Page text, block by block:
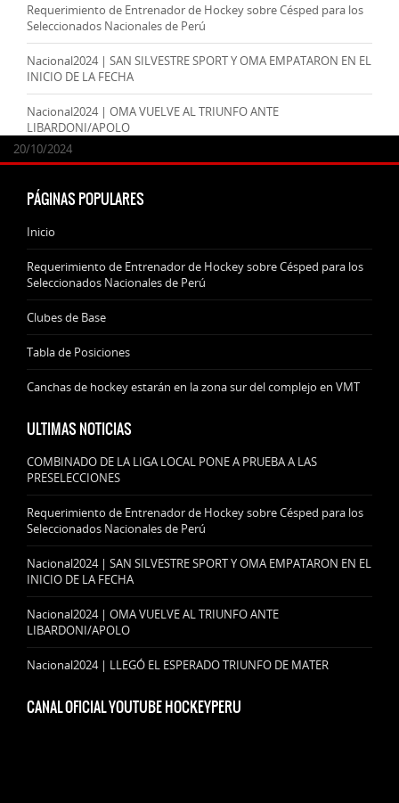
24/09/2025
Requerimiento de Entrenador de Hockey sobre Césped para los
Seleccionados Nacionales de Perú
07/11/2024
Nacional2024 | SAN SILVESTRE SPORT Y OMA EMPATARON EN EL
INICIO DE LA FECHA
20/10/2024
Nacional2024 | OMA VUELVE AL TRIUNFO ANTE
LIBARDONI/APOLO
20/10/2024
PÁGINAS POPULARES
Inicio
Requerimiento de Entrenador de Hockey sobre Césped para los
Seleccionados Nacionales de Perú
Clubes de Base
Tabla de Posiciones
Canchas de hockey estarán en la zona sur del complejo en VMT
ULTIMAS NOTICIAS
COMBINADO DE LA LIGA LOCAL PONE A PRUEBA A LAS
PRESELECCIONES
Requerimiento de Entrenador de Hockey sobre Césped para los
Seleccionados Nacionales de Perú
Nacional2024 | SAN SILVESTRE SPORT Y OMA EMPATARON EN EL
INICIO DE LA FECHA
Nacional2024 | OMA VUELVE AL TRIUNFO ANTE
LIBARDONI/APOLO
Nacional2024 | LLEGÓ EL ESPERADO TRIUNFO DE MATER
CANAL OFICIAL YOUTUBE HOCKEYPERU